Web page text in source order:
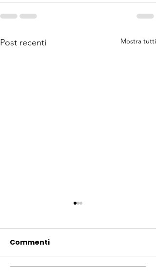
Post recenti Mostra tutti
Commenti